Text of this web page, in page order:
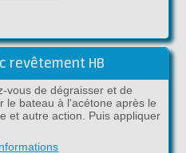
revêtement HB
vous de dégraisser et de
le bateau à l'acétone après le
et autre action. Puis appliquer